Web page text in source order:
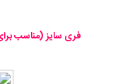
فری سایز (مناسب